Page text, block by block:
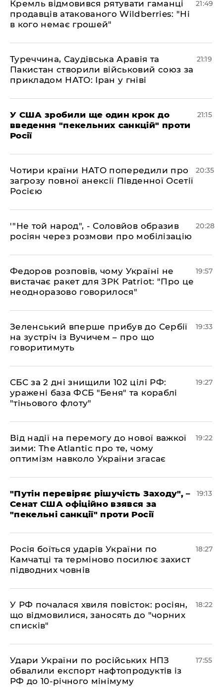
​Кремль відмовився рятувати гаманці
продавців атакованого Wildberries: "Ні
в кого немає грошей"
21:49
​Туреччина, Саудівська Аравія та
Пакистан створили військовий союз за
прикладом НАТО: Іран у гніві
21:19
​У США зробили ще один крок до
введення "пекельних санкцій" проти
Росії
21:15
​Чотири країни НАТО попередили про
загрозу повної анексії Південної Осетії
Росією
20:35
​'"Не той народ", - Соловйов образив
росіян через розмови про мобілізацію
20:28
​Федоров розповів, чому Україні не
вистачає ракет для ЗРК Patriot: "Про це
неодноразово говорилося"
19:57
​Зеленський вперше прибув до Сербії
на зустріч із Вучичем – про що
говоритимуть
19:33
​СБС за 2 дні знищили 102 цілі РФ:
уражені база ФСБ "Беня" та кораблі
"тіньового флоту"
19:27
​Від надії на перемогу до нової важкої
зими: The Atlantic про те, чому
оптимізм навколо України згасає
19:22
​"Путін перевіряє рішучість Заходу", –
Сенат США офіційно взявся за
"пекельні санкції" проти Росії
19:13
​Росія боїться ударів України по
Камчатці та терміново посилює захист
підводних човнів
18:27
​У РФ почалася хвиля повісток: росіян,
що відмовилися, заносять до "чорних
списків"
18:22
​Удари України по російських НПЗ
обвалили експорт нафтопродуктів із
РФ до 10-річного мінімуму
17:55